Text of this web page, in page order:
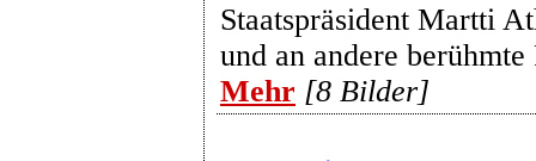
Staatspräsident Martti
und an andere
Mehr [8 Bilder]